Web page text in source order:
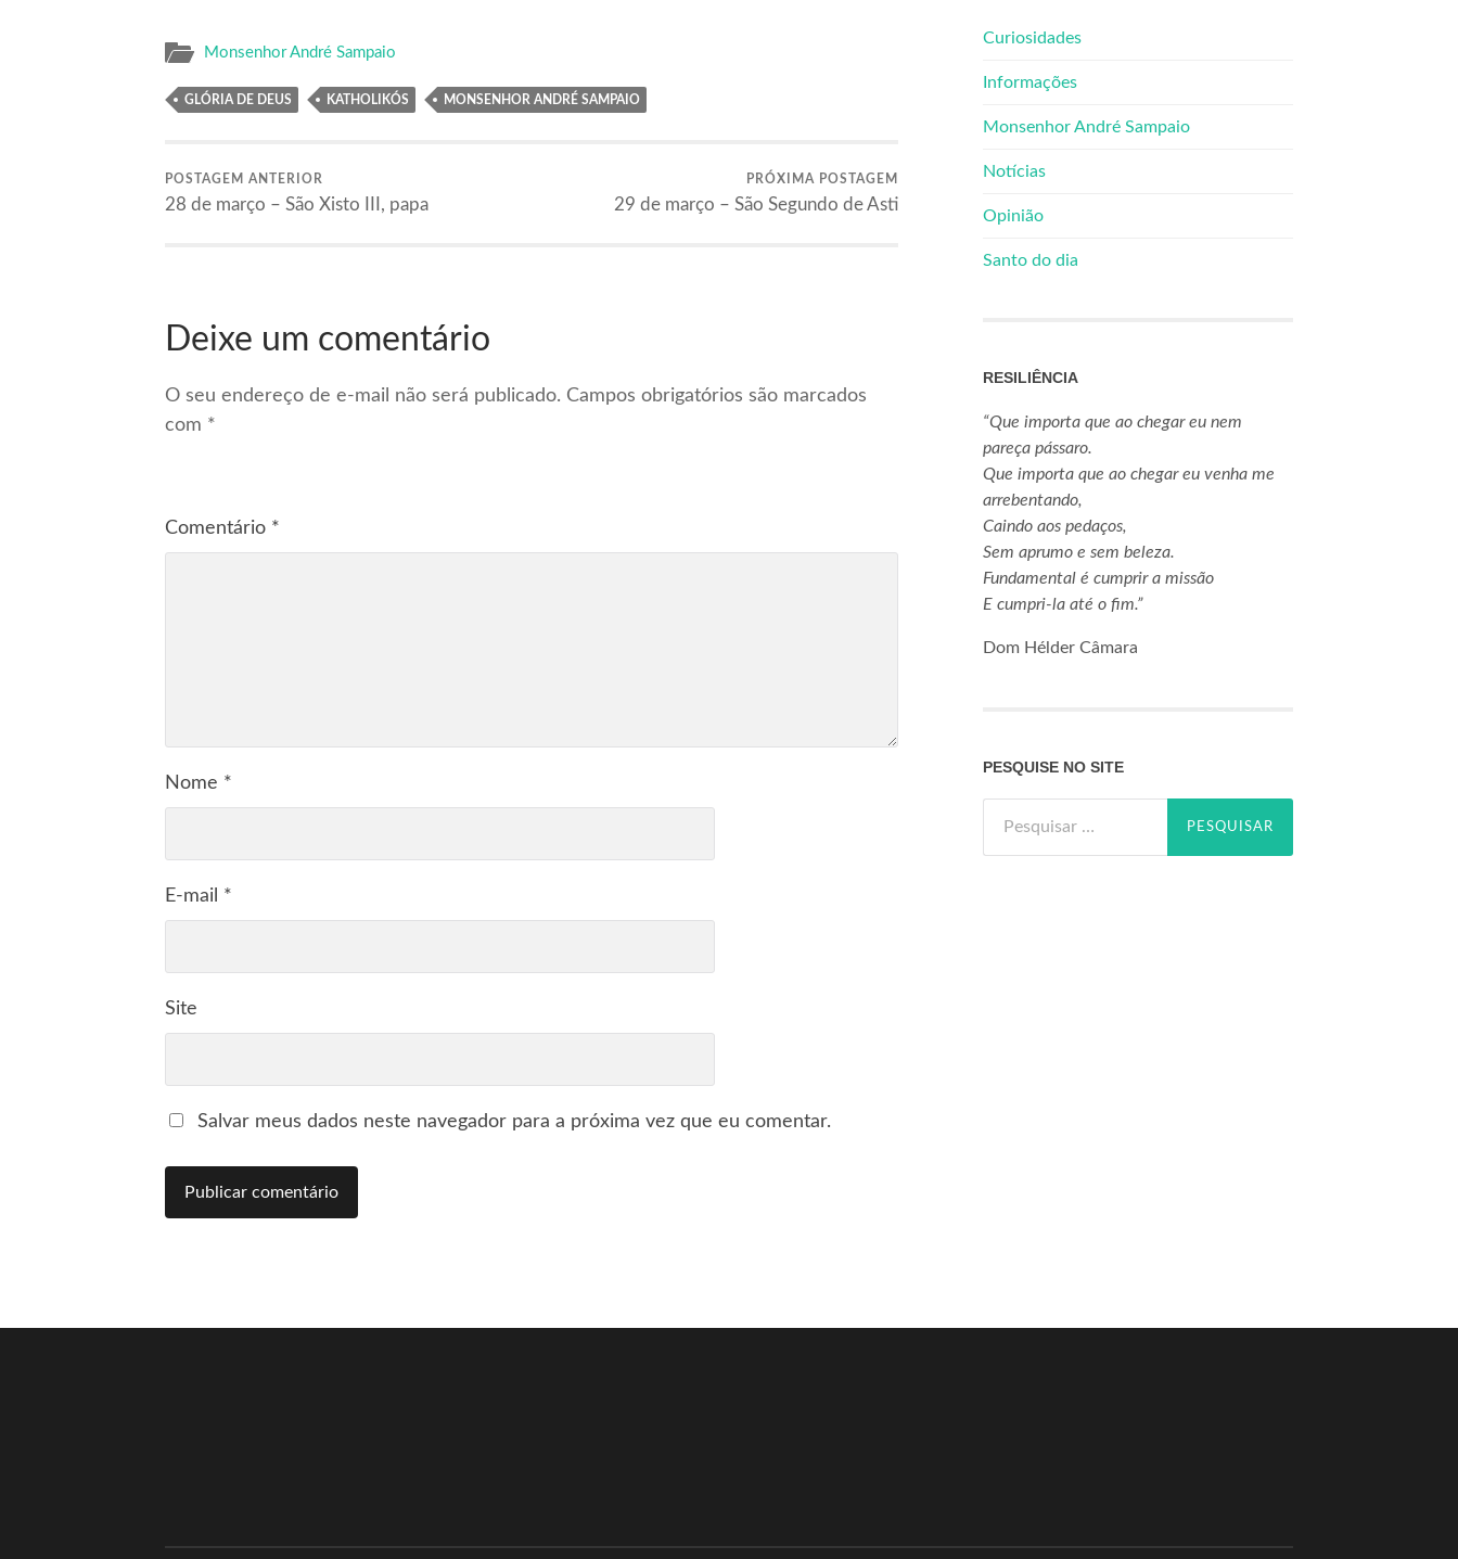
Monsenhor André Sampaio
GLÓRIA DE DEUS KATHOLIKÓS MONSENHOR ANDRÉ SAMPAIO
POSTAGEM ANTERIOR
28 de março – São Xisto III, papa
PRÓXIMA POSTAGEM
29 de março – São Segundo de Asti
Deixe um comentário
O seu endereço de e-mail não será publicado. Campos obrigatórios são marcados
com *
Comentário *
Nome *
E-mail *
Site
Salvar meus dados neste navegador para a próxima vez que eu comentar.
Curiosidades
Informações
Monsenhor André Sampaio
Notícias
Opinião
Santo do dia
RESILIÊNCIA
“Que importa que ao chegar eu nem
pareça pássaro.
Que importa que ao chegar eu venha me
arrebentando,
Caindo aos pedaços,
Sem aprumo e sem beleza.
Fundamental é cumprir a missão
E cumpri-la até o fim.”
Dom Hélder Câmara
PESQUISE NO SITE
por: